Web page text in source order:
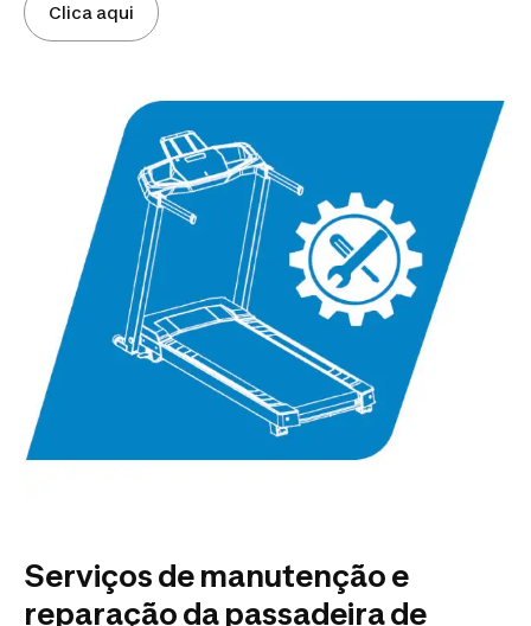
Clica aqui
Serviços de manutenção e
reparação da passadeira de